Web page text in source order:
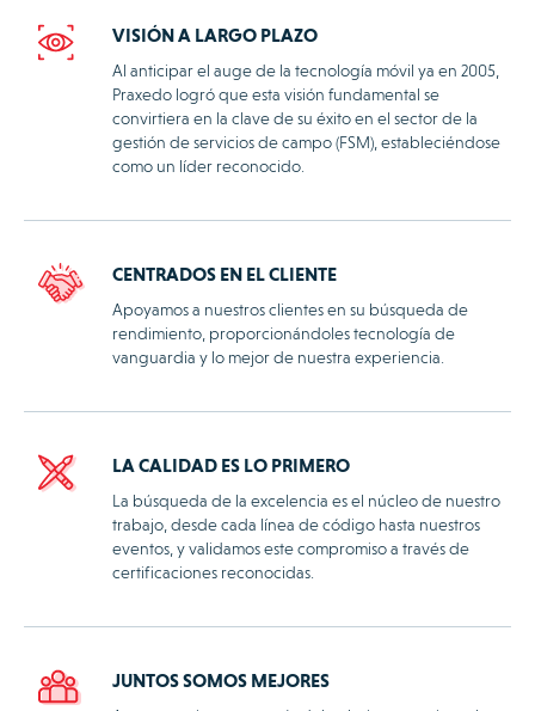
VISIÓN A LARGO PLAZO
Al anticipar el auge de la tecnología móvil ya en 2005,
Praxedo logró que esta visión fundamental se
convirtiera en la clave de su éxito en el sector de la
gestión de servicios de campo (FSM), estableciéndose
como un líder reconocido.
CENTRADOS EN EL CLIENTE
Apoyamos a nuestros clientes en su búsqueda de
rendimiento, proporcionándoles tecnología de
vanguardia y lo mejor de nuestra experiencia.
LA CALIDAD ES LO PRIMERO
La búsqueda de la excelencia es el núcleo de nuestro
trabajo, desde cada línea de código hasta nuestros
eventos, y validamos este compromiso a través de
certificaciones reconocidas.
JUNTOS SOMOS MEJORES